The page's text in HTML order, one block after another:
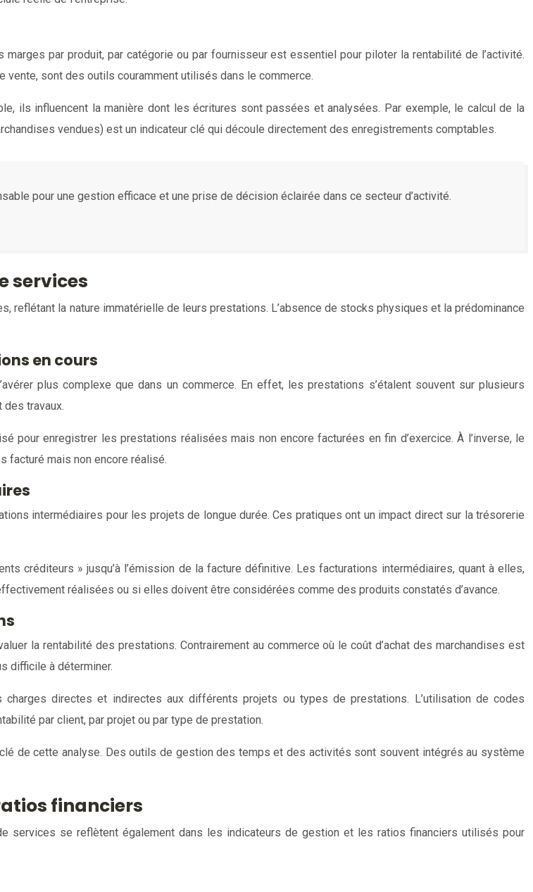
par produit, par catégorie ou par fournisseur est essentiel pour piloter la rentabilité de l’activité.
vente, sont des outils couramment utilisés dans le commerce.
ils influencent la manière dont les écritures sont passées et analysées. Par exemple, le calcul de la
vendues) est un indicateur clé qui découle directement des enregistrements comptables.
pour une gestion efficace et une prise de décision éclairée dans ce secteur d’activité.
services
la nature immatérielle de leurs prestations. L’absence de stocks physiques et la prédominance
en cours
plus complexe que dans un commerce. En effet, les prestations s’étalent souvent sur plusieurs
des travaux.
enregistrer les prestations réalisées mais non encore facturées en fin d’exercice. À l’inverse, le
facturé mais non encore réalisé.
intermédiaires pour les projets de longue durée. Ces pratiques ont un impact direct sur la trésorerie
créditeurs » jusqu’à l’émission de la facture définitive. Les facturations intermédiaires, quant à elles,
réalisées ou si elles doivent être considérées comme des produits constatés d’avance.
la rentabilité des prestations. Contrairement au commerce où le coût d’achat des marchandises est
difficile à déterminer.
directes et indirectes aux différents projets ou types de prestations. L’utilisation de codes
par client, par projet ou par type de prestation.
de cette analyse. Des outils de gestion des temps et des activités sont souvent intégrés au système
financiers
services se reflètent également dans les indicateurs de gestion et les ratios financiers utilisés pour